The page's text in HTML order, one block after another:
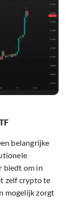
belangrijke
biedt om in
zelf crypto te
mogelijk zorgt